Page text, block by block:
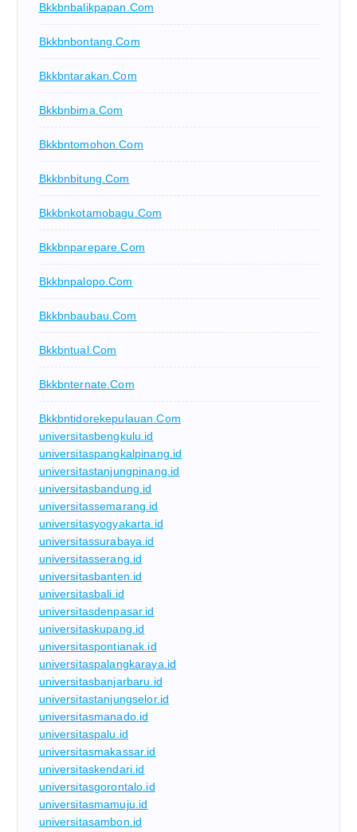
Bkkbnbalikpapan.com
Bkkbnbontang.com
Bkkbntarakan.com
Bkkbnbima.com
Bkkbntomohon.com
Bkkbnbitung.com
Bkkbnkotamobagu.com
Bkkbnparepare.com
Bkkbnpalopo.com
Bkkbnbaubau.com
Bkkbntual.com
Bkkbnternate.com
Bkkbntidorekepulauan.com
universitasbengkulu.id
universitaspangkalpinang.id
universitastanjungpinang.id
universitasbandung.id
universitassemarang.id
universitasyogyakarta.id
universitassurabaya.id
universitasserang.id
universitasbanten.id
universitasbali.id
universitasdenpasar.id
universitaskupang.id
universitaspontianak.id
universitaspalangkaraya.id
universitasbanjarbaru.id
universitastanjungselor.id
universitasmanado.id
universitaspalu.id
universitasmakassar.id
universitaskendari.id
universitasgorontalo.id
universitasmamuju.id
universitasambon.id